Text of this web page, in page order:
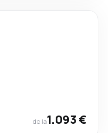
de la1.093 €